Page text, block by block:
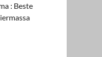
: Beste